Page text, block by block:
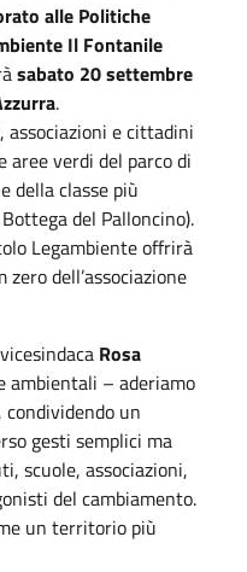
alle Politiche
Il Fontanile
sabato 20 settembre
.
e cittadini
aree verdi del parco di
della classe più
del Palloncino).
Legambiente offrirà
dell’associazione
Rosa
ambientali – aderiamo
un
gesti semplici ma
scuole, associazioni,
del cambiamento.
un territorio più